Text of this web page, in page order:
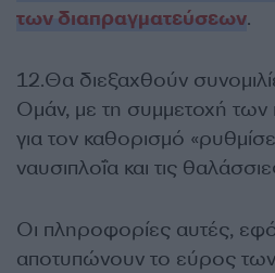
των διαπραγματεύσεων.
12.Θα διεξαχθούν
Ομάν, με τη συμμετοχή
για τον καθορισμό
ναυσιπλοΐα και τις
Οι πληροφορίες αυτές,
αποτυπώνουν το εύρος